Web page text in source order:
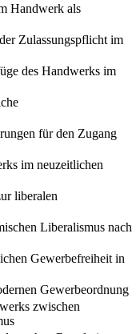
Handwerk als
Zulassungspflicht im
des Handwerks im
für den Zugang
im neuzeitlichen
liberalen
Liberalismus nach
Gewerbefreiheit in
Gewerbeordnung
zwischen